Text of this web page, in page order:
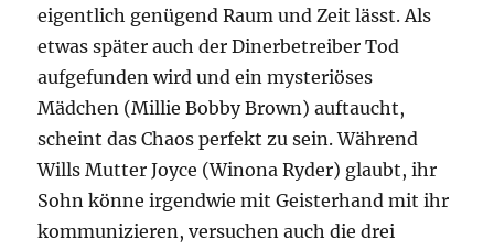
eigentlich genügend Raum und Zeit lässt. Als
etwas später auch der Dinerbetreiber Tod
aufgefunden wird und ein mysteriöses
Mädchen (Millie Bobby Brown) auftaucht,
scheint das Chaos perfekt zu sein. Während
Wills Mutter Joyce (Winona Ryder) glaubt, ihr
Sohn könne irgendwie mit Geisterhand mit ihr
kommunizieren, versuchen auch die drei